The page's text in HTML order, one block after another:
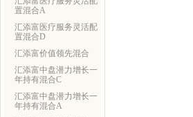
置混合A
汇添富医疗服务灵活配
置混合D
汇添富价值领先混合
汇添富中盘潜力增长一
年持有混合C
汇添富中盘潜力增长一
年持有混合A